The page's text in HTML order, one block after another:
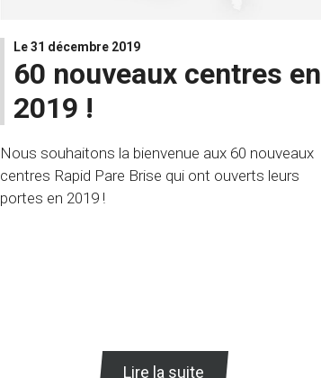
Le 31 décembre 2019
60 nouveaux centres en
2019 !
Nous souhaitons la bienvenue aux 60 nouveaux
centres Rapid Pare Brise qui ont ouverts leurs
portes en 2019 !
Lire la suite